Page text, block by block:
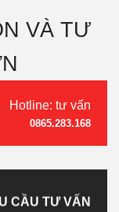
VÀ TƯ
Hotline: tư vấn
0865.283.168
CẦU TƯ VẤN